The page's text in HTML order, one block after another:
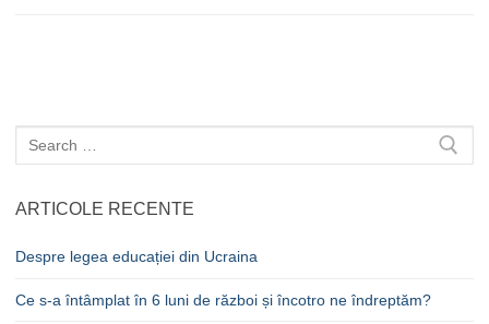
Caută
după:
ARTICOLE RECENTE
Despre legea educației din Ucraina
Ce s-a întâmplat în 6 luni de război și încotro ne îndreptăm?